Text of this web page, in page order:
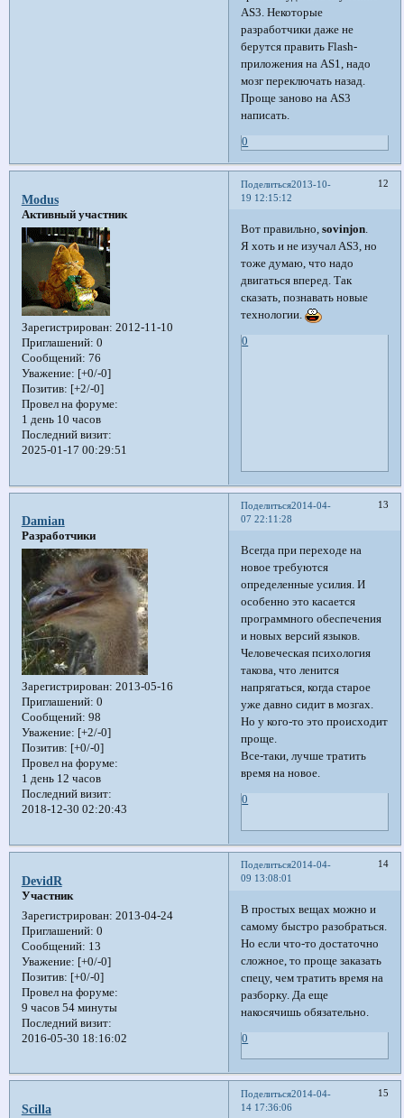
AS3. Некоторые
разработчики даже не
берутся править Flash-
приложения на AS1, надо
мозг переключать назад.
Проще заново на AS3
написать.
0
Поделиться 12
2013-10-
19 12:15:12
Modus
Активный участник
Зарегистрирован: 2012-11-10
Приглашений: 0
Сообщений: 76
Уважение: [+0/-0]
Позитив: [+2/-0]
Провел на форуме:
1 день 10 часов
Последний визит:
2025-01-17 00:29:51
Вот правильно,sovinjon.
Я хоть и не изучал AS3, но
тоже думаю, что надо
двигаться вперед. Так
сказать, познавать новые
технологии.
0
Поделиться 13
2014-04-
07 22:11:28
Damian
Разработчики
Зарегистрирован: 2013-05-16
Приглашений: 0
Сообщений: 98
Уважение: [+2/-0]
Позитив: [+0/-0]
Провел на форуме:
1 день 12 часов
Последний визит:
2018-12-30 02:20:43
Всегда при переходе на
новое требуются
определенные усилия. И
особенно это касается
программного обеспечения
и новых версий языков.
Человеческая психология
такова, что ленится
напрягаться, когда старое
уже давно сидит в мозгах.
Но у кого-то это происходит
проще.
Все-таки, лучше тратить
время на новое.
0
Поделиться 14
2014-04-
09 13:08:01
DevidR
Участник
Зарегистрирован: 2013-04-24
Приглашений: 0
Сообщений: 13
Уважение: [+0/-0]
Позитив: [+0/-0]
Провел на форуме:
9 часов 54 минуты
Последний визит:
2016-05-30 18:16:02
В простых вещах можно и
самому быстро разобраться.
Но если что-то достаточно
сложное, то проще заказать
спецу, чем тратить время на
разборку. Да еще
накосячишь обязательно.
0
Поделиться 15
2014-04-
14 17:36:06
Scilla